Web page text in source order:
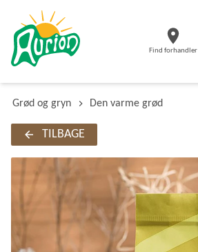
Find forhandler
Grød og gryn Den varme grød
TILBAGE